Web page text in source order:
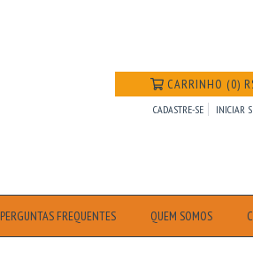
CARRINHO (0)
CADASTRE-SE INICIAR
PERGUNTAS FREQUENTES QUEM SOMOS